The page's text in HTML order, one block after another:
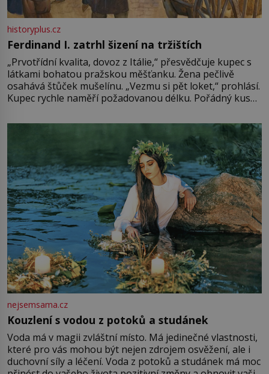
historyplus.cz
Ferdinand I. zatrhl šizení na tržištích
„Prvotřídní kvalita, dovoz z Itálie,“ přesvědčuje kupec s
látkami bohatou pražskou měšťanku. Žena pečlivě
osahává štůček mušelínu. „Vezmu si pět loket,“ prohlásí.
Kupec rychle naměří požadovanou délku. Pořádný kus
milostpaní. Stačí jenom na sukni,“ zhodnotí švadlena
množství růžového mušelínu. „Ošidili vás, podívejte.“
nejsemsama.cz
Kouzlení s vodou z potoků a studánek
Voda má v magii zvláštní místo. Má jedinečné vlastnosti,
které pro vás mohou být nejen zdrojem osvěžení, ale i
duchovní síly a léčení. Voda z potoků a studánek má moc